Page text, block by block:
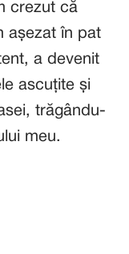
crezut că
așezat în pat
a devenit
ascuțite și
trăgându-
meu.